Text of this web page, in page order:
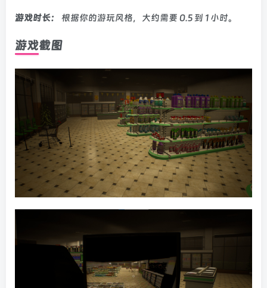
游戏时长： 根据你的游玩风格，大约需要 0.5 到 1 小时。
游戏截图